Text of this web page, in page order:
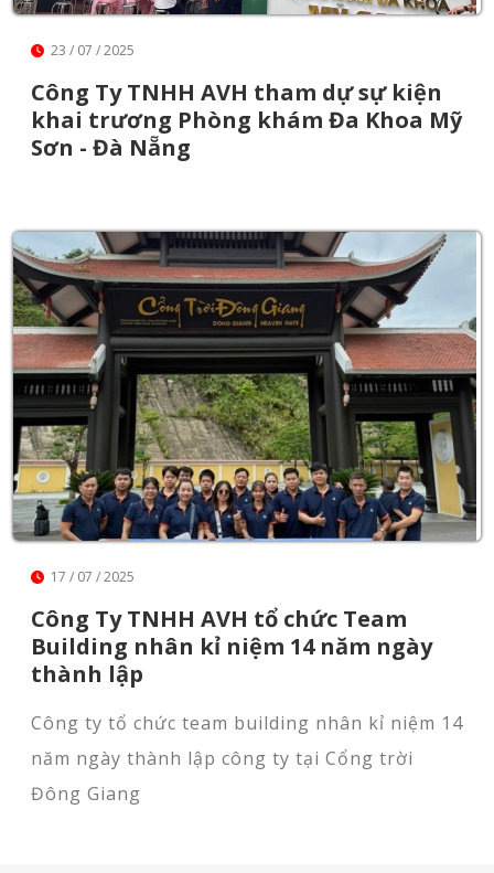
23 / 07 / 2025
Công Ty TNHH AVH tham dự sự kiện
khai trương Phòng khám Đa Khoa Mỹ
Sơn - Đà Nẵng
17 / 07 / 2025
Công Ty TNHH AVH tổ chức Team
Building nhân kỉ niệm 14 năm ngày
thành lập
Công ty tổ chức team building nhân kỉ niệm 14
năm ngày thành lập công ty tại Cổng trời
Đông Giang